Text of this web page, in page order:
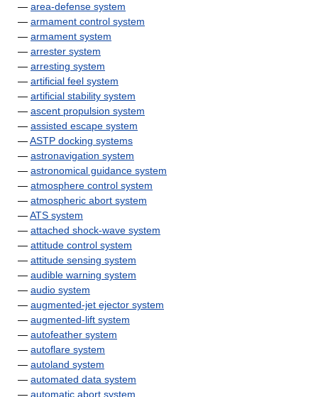
— area-defense system
— armament control system
— armament system
— arrester system
— arresting system
— artificial feel system
— artificial stability system
— ascent propulsion system
— assisted escape system
—ASTP docking systems
— astronavigation system
— astronomical guidance system
— atmosphere control system
— atmospheric abort system
—ATS system
— attached shock-wave system
— attitude control system
— attitude sensing system
— audible warning system
— audio system
— augmented-jet ejector system
— augmented-lift system
— autofeather system
— autoflare system
— autoland system
— automated data system
— automatic abort system